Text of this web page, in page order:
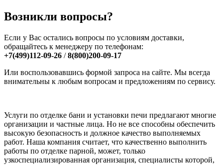
Возникли вопросы?
Если у Вас остались вопросы по условиям доставки,
обращайтесь к менеджеру по телефонам:
+7(499)112-09-26 /8(800)200-09-17
Или воспользовавшись формой запроса на сайте. Мы всегда
внимательны к любым вопросам и предложениям по сервису.
Услуги по отделке бани и установки печи предлагают многие
организации и частные лица. Но не все способны обеспечить
высокую безопасность и должное качество выполняемых
работ. Наша компания считает, что качественно выполнить
работы по отделке парной, может, только
узкоспециализированная организация, специалисты которой,